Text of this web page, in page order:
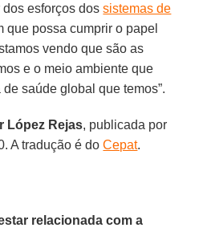
dos esforços dossistemas de
que possa cumprir o papel
vendo que são as
e o meio ambiente que
saúde global que temos”.
López Rejas, publicada por
A tradução é doCepat.
relacionada com a